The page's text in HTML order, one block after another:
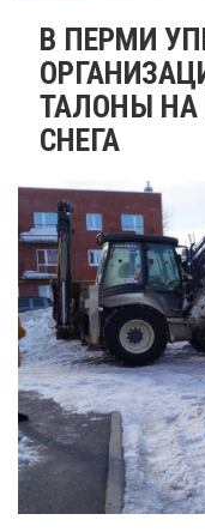
В ПЕРМИ
ТАЛОНЫ НА
СНЕГА